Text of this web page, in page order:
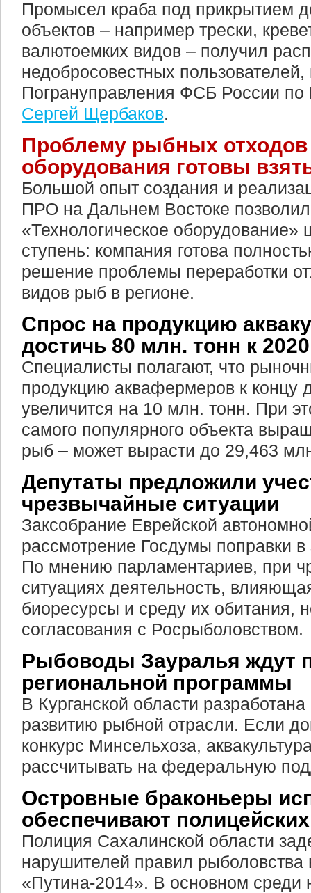
Промысел краба под прикрытием
объектов – например трески,
валютоемких видов – получил
недобросовестных пользователей,
Погрануправления ФСБ России по
Сергей Щербаков.
Проблему рыбных отходов
оборудования готовы
Большой опыт создания и
ПРО на Дальнем Востоке
«Технологическое оборудование»
ступень: компания готова
решение проблемы переработки
видов рыб в регионе.
Спрос на продукцию
достичь 80 млн. тонн к
Специалисты полагают, что
продукцию аквафермеров к концу
увеличится на 10 млн. тонн. При
самого популярного объекта
рыб – может вырасти до 29,463
Депутаты предложили
чрезвычайные ситуации
Заксобрание Еврейской
рассмотрение Госдумы поправки
По мнению парламентариев, при
ситуациях деятельность,
биоресурсы и среду их обитания,
согласования с Росрыболовством.
Рыбоводы Зауралья ждут
региональной программы
В Курганской области
развитию рыбной отрасли. Если
конкурс Минсельхоза,
рассчитывать на федеральную
Островные браконьеры
обеспечивают
Полиция Сахалинской области
нарушителей правил рыболовства
«Путина-2014». В основном среди